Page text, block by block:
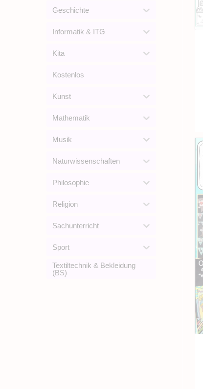
Geschichte
Informatik & ITG
Kita
Kostenlos
Kunst
Mathematik
Musik
Naturwissenschaften
Philosophie
Religion
Sachunterricht
Sport
Textiltechnik & Bekleidung
(BS)